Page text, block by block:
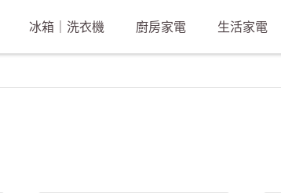
冰箱｜洗衣機 廚房家電 生活家電